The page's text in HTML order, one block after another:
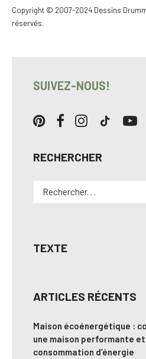
Copyright © 2007-2024 Dessins
réservés.
des plus attrayantes aveclucarne
Pour en savoir davantage…
SUIVEZ-NOUS!
RECHERCHER
TEXTE
ARTICLES RÉCENTS
Maison écoénergétique :
une maison performante
consommation d’énergie